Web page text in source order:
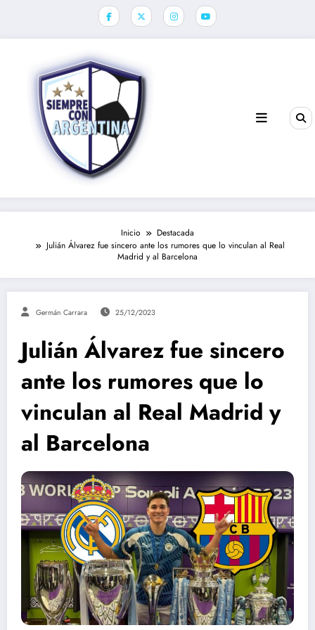
Inicio
Destacada
Julián Álvarez fue sincero ante los rumores que lo vinculan al Real
Madrid y al Barcelona
Germán Carrara 25/12/2023
Julián Álvarez fue sincero
ante los rumores que lo
vinculan al Real Madrid y
al Barcelona